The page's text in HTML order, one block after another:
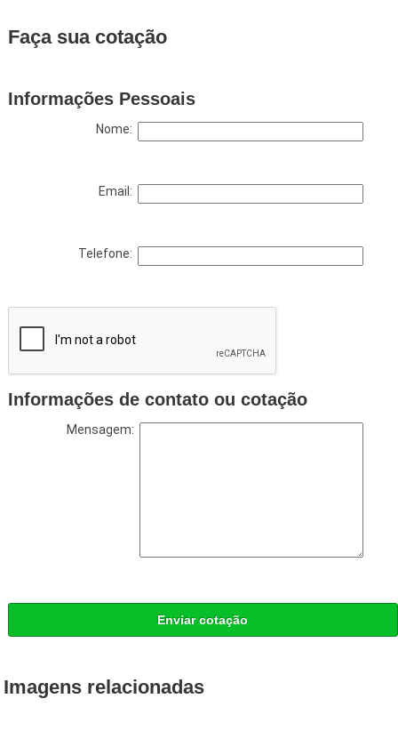
Faça sua cotação
Informações Pessoais
Nome:
Email:
Telefone:
Informações de contato ou cotação
Mensagem:
Enviar cotação
Imagens relacionadas